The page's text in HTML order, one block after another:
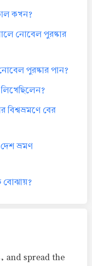
কখন?
নোবেল পুরষ্কার
পুরষ্কার পান?
লিখেছিলেন?
বিশ্বভ্রমণে বের
দেশ ভ্রমণ
বোঝায়?
and spread the